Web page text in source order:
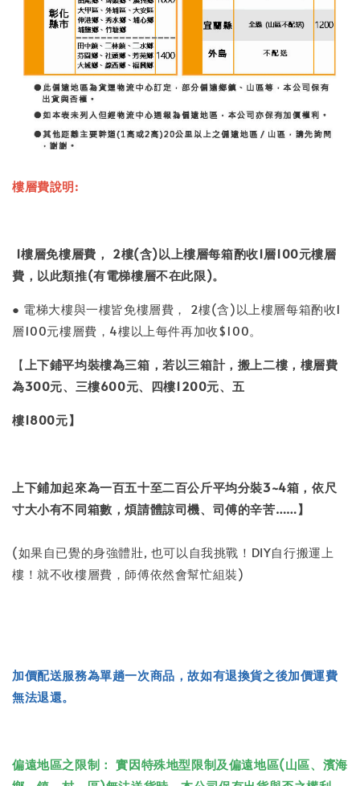
樓層費說明:
1樓層免樓層費， 2樓(含)以上樓層每箱酌收1層100元樓層
費，以此類推(有電梯樓層不在此限)。
● 電梯大樓與一樓皆免樓層費， 2樓(含)以上樓層每箱酌收1
層100元樓層費 ， 4樓以上每件再加收$100。
【 上下鋪平均裝樓為三箱，若以三箱計，搬上二樓，樓層費
為300元、三樓600元、四樓1200元、五
樓1800元】
上下鋪加起來為一百五十至二百公斤平均分裝3~4箱，依尺
寸大小有不同箱數，煩請體諒司機、司傅的辛苦……】
(如果自已覺的身強體壯, 也可以自我挑戰！DIY自行搬運上
樓！就不收樓層費，師傅依然會幫忙組裝)
加價配送服務為單趟一次商品，故如有退換貨之後加價運費
無法退還。
偏遠地區之限制： 實因特殊地型限制及偏遠地區(山區、濱海